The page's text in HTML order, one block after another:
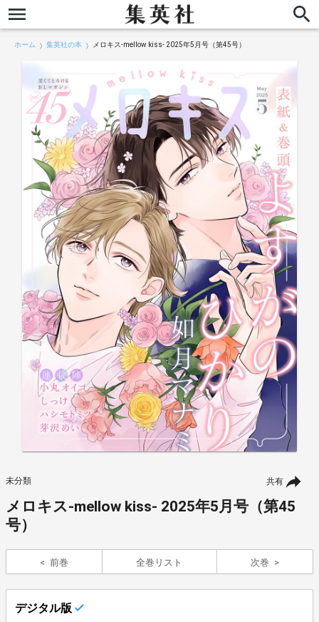
ホーム 集英社の本 メロキス-mellow kiss- 2025年5月号（第45号）
共有
未分類
メロキス-mellow kiss- 2025年5月号（第45
号）
前巻 全巻リスト 次巻
デジタル版